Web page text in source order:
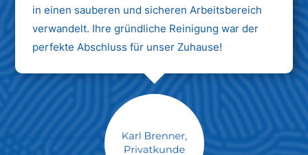
in einen sauberen und sicheren Arbeitsbereich
verwandelt. Ihre gründliche Reinigung war der
perfekte Abschluss für unser Zuhause!